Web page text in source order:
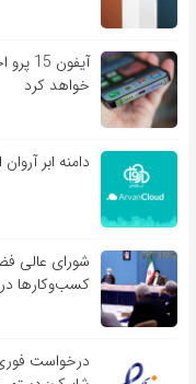
خواهد کرد
دامنه ابر
کسب‌و‌کارها
درخواست